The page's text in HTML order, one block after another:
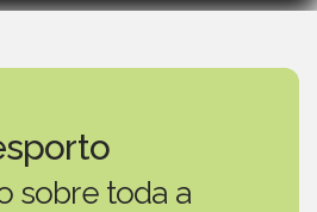
sobre toda a